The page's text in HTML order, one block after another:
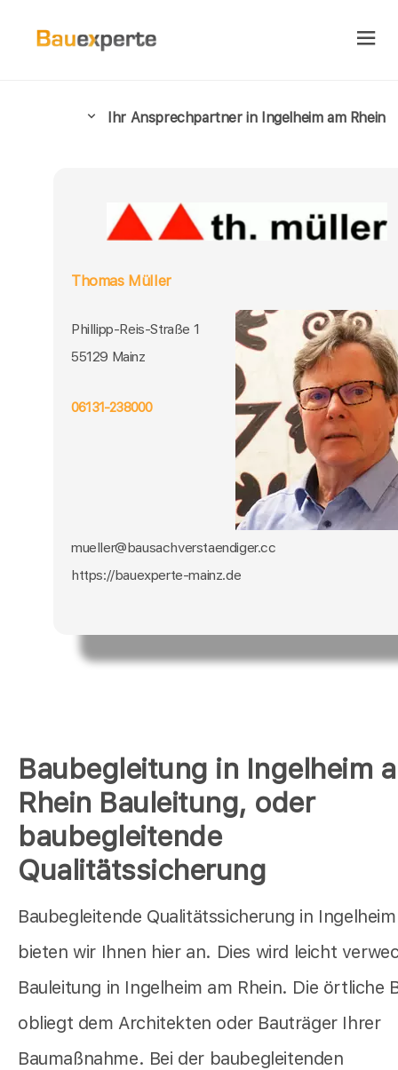
Baubegleitung in Ingelheim
Rhein Bauleitung, oder
baubegleitende
Qualitätssicherung
Baubegleitende Qualitätssicherung in
bieten wir Ihnen hier an. Dies wird leicht
Bauleitung in Ingelheim am Rhein. Die örtliche
obliegt dem Architekten oder Bauträger Ihrer
Baumaßnahme. Bei der baubegleitenden
Ihr Ansprechpartner in Ingelheim am Rhein
Thomas Müller
Phillipp-Reis-Straße 1
55129 Mainz
06131-238000
mueller@bausachverstaendiger.cc
https://bauexperte-mainz.de